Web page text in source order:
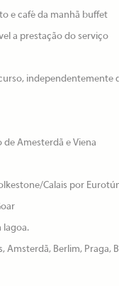
e café da manhã buffet
a prestação do serviço
independentemente
Amesterdã e Viena
Calais por
lagoa.
Berlim, Praga,